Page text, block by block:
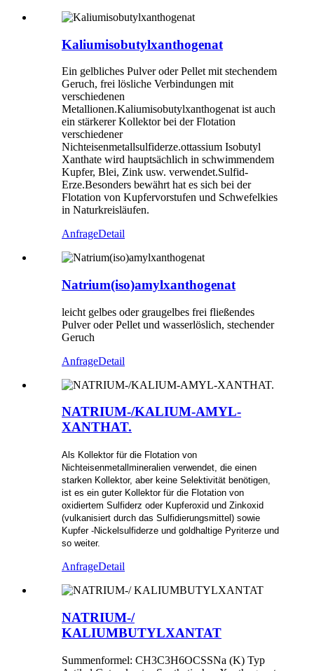
Kaliumisobutylxanthogenat
Ein gelbliches Pulver oder Pellet mit stechendem
Geruch, frei lösliche Verbindungen mit
verschiedenen
Metallionen.Kaliumisobutylxanthogenat ist auch
ein stärkerer Kollektor bei der Flotation
verschiedener
Nichteisenmetallsulfiderze.ottassium Isobutyl
Xanthate wird hauptsächlich in schwimmendem
Kupfer, Blei, Zink usw. verwendet.Sulfid-
Erze.Besonders bewährt hat es sich bei der
Flotation von Kupfervorstufen und Schwefelkies
in Naturkreisläufen.
AnfrageDetail
Natrium(iso)amylxanthogenat
leicht gelbes oder graugelbes frei fließendes
Pulver oder Pellet und wasserlöslich, stechender
Geruch
AnfrageDetail
NATRIUM-/KALIUM-AMYL-
XANTHAT.
Als Kollektor für die Flotation von
Nichteisenmetallmineralien verwendet, die einen
starken Kollektor, aber keine Selektivität benötigen,
ist es ein guter Kollektor für die Flotation von
oxidiertem Sulfiderz oder Kupferoxid und Zinkoxid
(vulkanisiert durch das Sulfidierungsmittel) sowie
Kupfer -Nickelsulfiderze und goldhaltige Pyriterze und
so weiter.
AnfrageDetail
NATRIUM-/
KALIUMBUTYLXANTAT
Summenformel: CH3C3H6OCSSNa (K) Typ